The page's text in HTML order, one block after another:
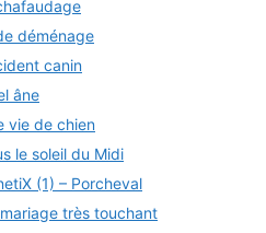
déménage
canin
âne
vie de chien
le soleil du Midi
(1) – Porcheval
très touchant